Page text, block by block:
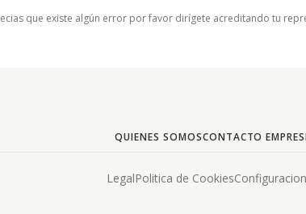
que existe algún error por favor dirígete acreditando tu
QUIENES SOMOSCONTACTO
LegalPolitica de Cookies